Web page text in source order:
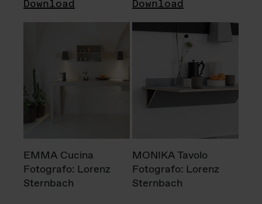
Download Download
EMMA Cucina
Fotografo: Lorenz
Sternbach
MONIKA Tavolo
Fotografo: Lorenz
Sternbach